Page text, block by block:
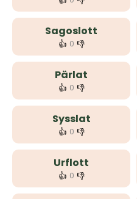
Sagoslott
👍 0 👎
Pärlat
👍 0 👎
Sysslat
👍 0 👎
Urflott
👍 0 👎